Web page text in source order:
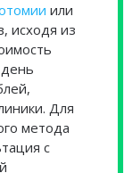
или
исходя из
Для
метода
с